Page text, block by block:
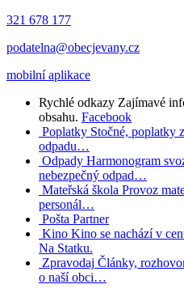
321 678 177
podatelna@obecjevany.cz
mobilní aplikace
Rychlé odkazy Zajímavé
obsahu. Facebook
Poplatky Stočné, poplatky
odpadu…
Odpady Harmonogram
nebezpečný odpad…
Mateřská škola Provoz
personál…
Pošta Partner
Kino Kino se nachází v
Na Statku.
Zpravodaj Články,
o naší obci…